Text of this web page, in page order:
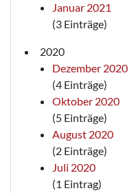
Januar 2021
(3 Einträge)
2020
Dezember 2020
(4 Einträge)
Oktober 2020
(5 Einträge)
August 2020
(2 Einträge)
Juli 2020
(1 Eintrag)